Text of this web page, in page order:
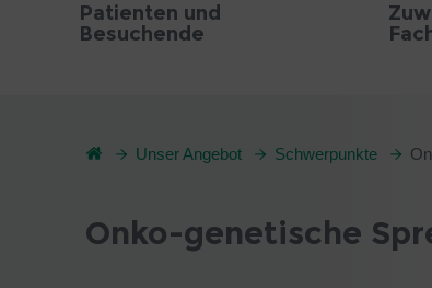
Patienten und
Besuchende
Unser Angebot Schwerpunkte
Onko-genetische